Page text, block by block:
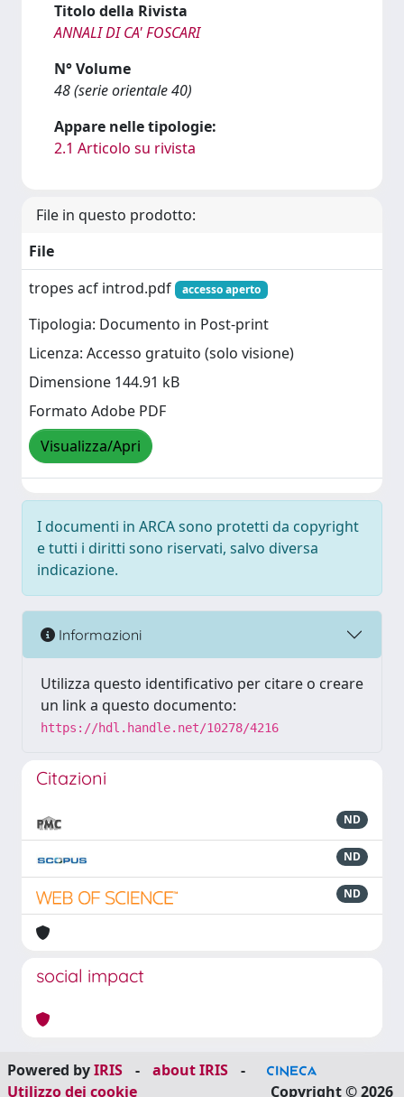
Titolo della Rivista
ANNALI DI CA' FOSCARI
N° Volume
48 (serie orientale 40)
Appare nelle tipologie:
2.1 Articolo su rivista
File in questo prodotto:
File
tropes acf introd.pdf
accesso aperto
Tipologia: Documento in Post-print
Licenza: Accesso gratuito (solo visione)
Dimensione 144.91 kB
Formato Adobe PDF
Visualizza/Apri
I documenti in ARCA sono protetti da copyright
e tutti i diritti sono riservati, salvo diversa
indicazione.
Informazioni
Utilizza questo identificativo per citare o creare
un link a questo documento:
https://hdl.handle.net/10278/4216
Citazioni
ND
ND
ND
social impact
Powered byIRIS - about IRIS
-
Utilizzo dei cookie
Copyright © 2026